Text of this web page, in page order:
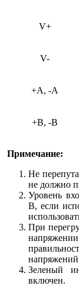
V+
V-
+A, -A
+B, -B
Примечание:
Не
не должно
Уровень
В, если
При
напряжений
Зеленый
включен.